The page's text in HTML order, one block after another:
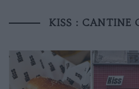
KISS : CANTINE